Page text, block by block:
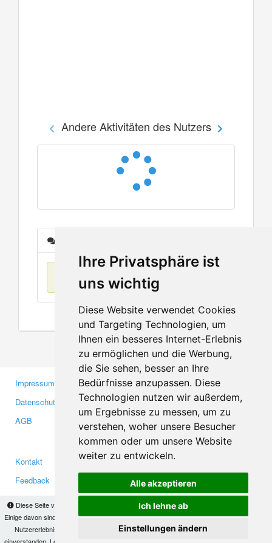
Ihre Privatsphäre ist
uns wichtig
Diese Website verwendet Cookies
und Targeting Technologien, um
Ihnen ein besseres Internet-Erlebnis
zu ermöglichen und die Werbung,
die Sie sehen, besser an Ihre
Bedürfnisse anzupassen. Diese
Technologien nutzen wir außerdem,
um Ergebnisse zu messen, um zu
verstehen, woher unsere Besucher
kommen oder um unsere Website
weiter zu entwickeln.
Alle akzeptieren
Ich lehne ab
Einstellungen ändern
Diese Seite verwendet Cookies, um Informationen auf Ihrem Computer zu speichern.
Einige davon sind notwendig, damit unsere Seite funktioniert, andere helfen uns dabei, das
Nutzererlebnis zu verbessern. Mit der Nutzung dieser Seite erklären Sie sich damit
Andere Aktivitäten des Nutzers
Keine Einträge
Impressum
Datenschutzerklärung
AGB
Gewerbetreibende
Investoren
Medien
Kontakt
Feedback
Facebook
Twitter
YouTube
Google+